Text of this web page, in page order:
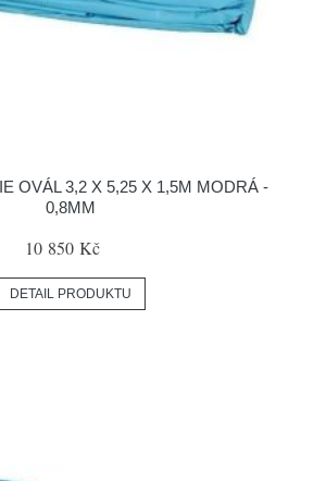
OVÁL 3,2 X 5,25 X 1,5M MODRÁ -
0,8MM
10 850 Kč
DETAIL PRODUKTU